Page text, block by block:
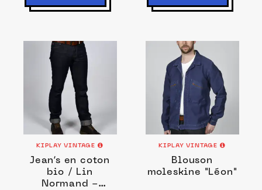
KIPLAY VINTAGE
Jean’s en coton
bio / Lin
Normand -
KIPLAY VINTAGE
Blouson
moleskine "Léon"